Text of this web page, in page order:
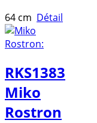
64 cm Détail
RKS1383
Miko
Rostron